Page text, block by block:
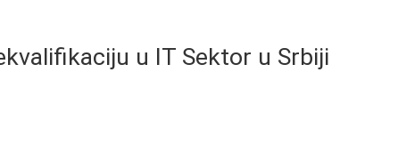
u IT Sektor u Srbiji